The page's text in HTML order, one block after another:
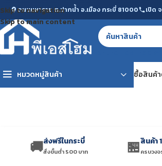
Skip to navigation
Skip to main content
ถนนมหาราช ต.ปากน้ำ อ.เมือง กระบี่ 81000 เปิด
บาท ราคาถูกกว่าห้างสรรพสินค้า รับประ
หมวดหมู่สินค้า
สีน้ำทาภายนอก
สีน้ำทาภายใน
ผลิตภัณฑ์เท็ก
สีลวดลายเอ
ซื้อสินค้
🚚ส่งฟรีในกระบี่
สั่งขั้นต่ำ 500 บาท 🏪สินค้า
ครบวง